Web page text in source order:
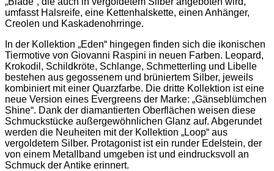
umfasst Halsreife, eine Kettenhalskette, einen Anhänger,
Creolen und Kaskadenohrringe.
In der Kollektion „Eden“ hingegen finden sich die ikonischen
Tiermotive von Giovanni Raspini in neuen Farben. Leopard,
Krokodil, Schildkröte, Schlange, Schmetterling und Libelle
bestehen aus gegossenem und brüniertem Silber, jeweils
kombiniert mit einer Quarzfarbe. Die dritte Kollektion ist eine
neue Version eines Evergreens der Marke: „Gänseblümchen
Shine“. Dank der diamantierten Oberflächen weisen diese
Schmuckstücke außergewöhnlichen Glanz auf. Abgerundet
werden die Neuheiten mit der Kollektion „Loop“ aus
vergoldetem Silber. Protagonist ist ein runder Edelstein, der
von einem Metallband umgeben ist und eindrucksvoll an
Schmuck der Antike erinnert.